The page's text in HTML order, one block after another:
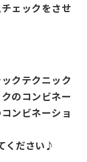
ェックをさせ
クテクニック
のコンビネー
ンビネーショ
ください♪